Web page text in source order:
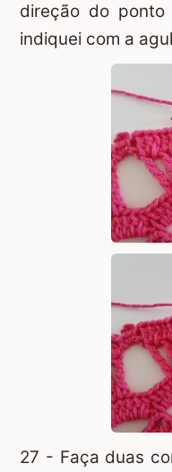
direção do
indiquei com a
27 - Faça duas